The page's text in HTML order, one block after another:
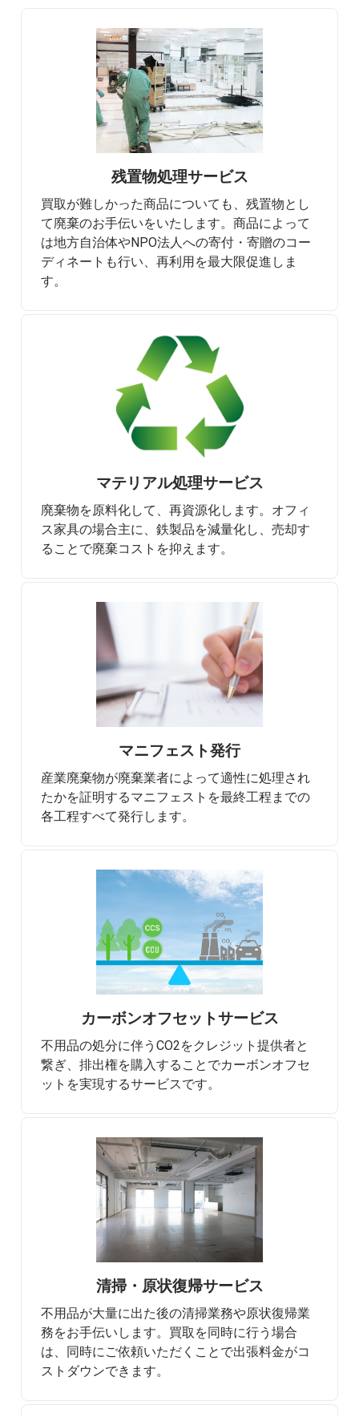
残置物処理サービス
買取が難しかった商品についても、残置物とし
て廃棄のお手伝いをいたします。商品によって
は地方自治体やNPO法人への寄付・寄贈のコー
ディネートも行い、再利用を最大限促進しま
す。
マテリアル処理サービス
廃棄物を原料化して、再資源化します。オフィ
ス家具の場合主に、鉄製品を減量化し、売却す
ることで廃棄コストを抑えます。
マニフェスト発行
産業廃棄物が廃棄業者によって適性に処理され
たかを証明するマニフェストを最終工程までの
各工程すべて発行します。
カーボンオフセットサービス
不用品の処分に伴うCO2をクレジット提供者と
繋ぎ、排出権を購入することでカーボンオフセ
ットを実現するサービスです。
清掃・原状復帰サービス
不用品が大量に出た後の清掃業務や原状復帰業
務をお手伝いします。買取を同時に行う場合
は、同時にご依頼いただくことで出張料金がコ
ストダウンできます。